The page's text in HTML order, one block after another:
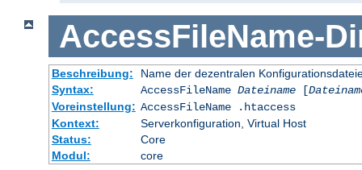
AccessFileName-
Beschreibung:
Name der dezentralen
Syntax:
AccessFileName Dateiname[
Voreinstellung: AccessFileName .htaccess
Kontext:
Serverkonfiguration, Virtual Host
Status:
Core
Modul:
core